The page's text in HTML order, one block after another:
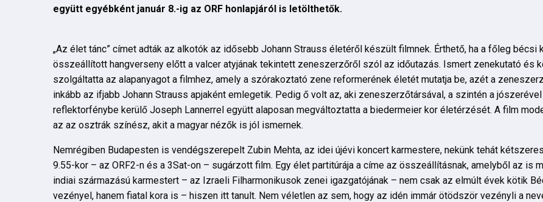
együtt egyébként január 8.-ig az ORF honlapjáról is letölthetők.
„Az élet tánc” címet adták az alkotók az idősebb Johann Strauss életéről készült filmnek. Érthető, ha a főleg bécsi
összeállított hangverseny előtt a valcer atyjának tekintett zeneszerzőről szól az időutazás. Ismert zenekutató és
szolgáltatta az alapanyagot a filmhez, amely a szórakoztató zene reformerének életét mutatja be, azét a
inkább az ifjabb Johann Strauss apjaként emlegetik. Pedig ő volt az, aki zeneszerzőtársával, a szintén a
reflektorfénybe kerülő Joseph Lannerrel együtt alaposan megváltoztatta a biedermeier kor életérzését. A film
az az osztrák színész, akit a magyar nézők is jól ismernek.
Nemrégiben Budapesten is vendégszerepelt Zubin Mehta, az idei újévi koncert karmestere, nekünk tehát
9.55-kor – az ORF2-n és a 3Sat-on – sugárzott film. Egy élet partitúrája a címe az összeállításnak, amelyből az is
indiai származású karmestert – az Izraeli Filharmonikusok zenei igazgatójának – nem csak az elmúlt évek kötik
vezényel, hanem fiatal kora is – hiszen itt tanult. Nem véletlen az sem, hogy az idén immár ötödször vezényli a